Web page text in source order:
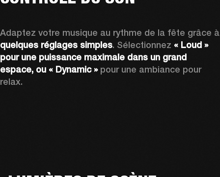
quelques réglages simples. Sélectionnez « Loud »
pour une puissance maximale dans un grand
espace, ou « Dynamic » pour une ambiance pour
relax.